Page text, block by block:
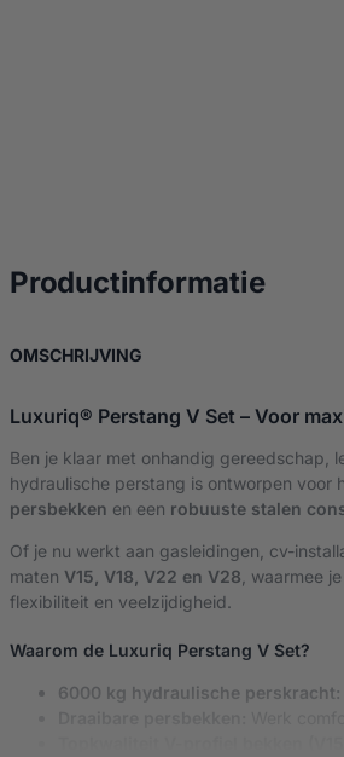
Productinformatieover
OMSCHRIJVING
Luxuriq® Perstang V Set – Voor
Ben je klaar met onhandig gereedschap,
hydraulische perstang is ontworpen voor
persbekken en een robuuste stalen
Of je nu werkt aan gasleidingen, cv-
maten V15, V18, V22 en V28 , waarmee
flexibiliteit en veelzijdigheid.
Waarom de Luxuriq Perstang V Set?
6000 kg hydraulische perskracht: